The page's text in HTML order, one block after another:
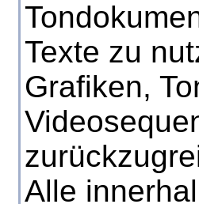
Texte zu
Grafiken,
Alle